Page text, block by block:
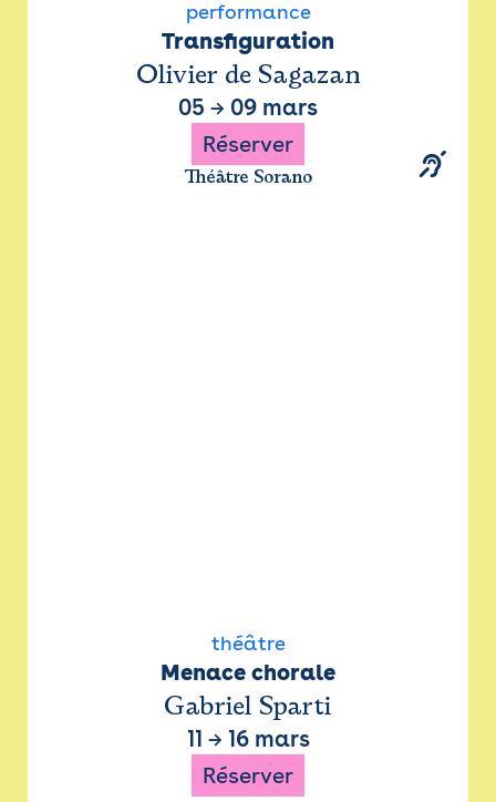
performance
Transfiguration
Olivier de Sagazan
05 → 09 mars
Réserver
Théâtre Sorano
théâtre
Menace chorale
Gabriel Sparti
11 → 16 mars
Réserver